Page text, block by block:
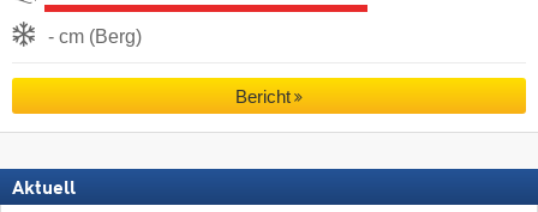
- cm (Berg)
Bericht
Aktuell